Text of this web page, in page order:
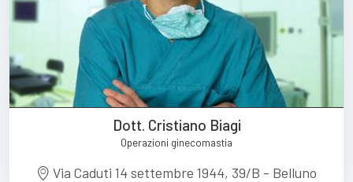
Dott. Cristiano Biagi
Operazioni ginecomastia
Via Caduti 14 settembre 1944, 39/B - Belluno